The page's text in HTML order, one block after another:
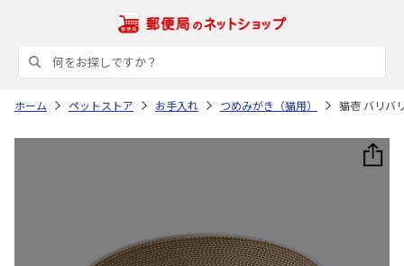
ホーム ペットストア お手入れ つめみがき（猫用） 猫壱 バリバ